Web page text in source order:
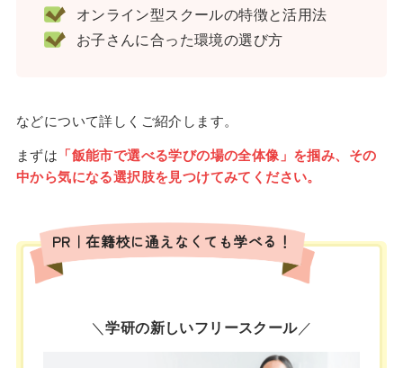
オンライン型スクールの特徴と活用法
お子さんに合った環境の選び方
などについて詳しくご紹介します。
まずは 「飯能市で選べる学びの場の全体像」を掴み、その
中から気になる選択肢を見つけてみてください。
PR｜在籍校に通えなくても学べる！
＼学研の新しいフリースクール／